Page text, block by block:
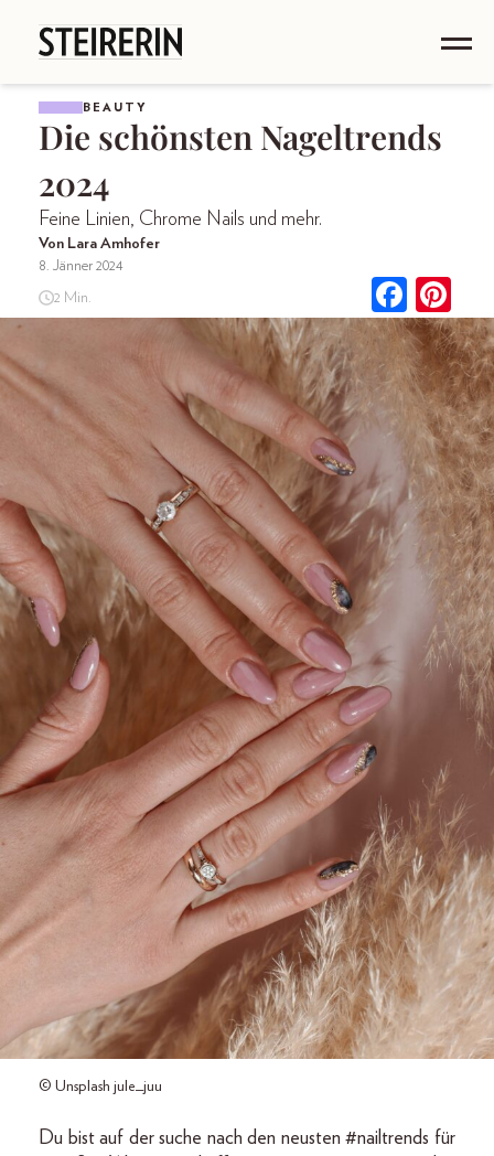
BEAUTY
Die schönsten Nageltrends
2024
Feine Linien, Chrome Nails und mehr.
Von Lara Amhofer
8. Jänner 2024
2 Min.
© Unsplash jule_juu
Du bist auf der suche nach den neusten #nailtrends für